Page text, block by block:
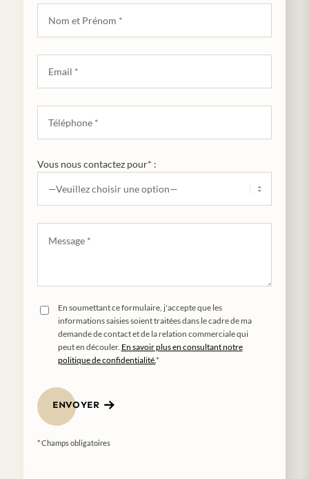
Vous nous contactez pour* :
En soumettant ce formulaire, j'accepte que les
informations saisies soient traitées dans le cadre de ma
demande de contact et de la relation commerciale qui
peut en découler. En savoir plus en consultant notre
politique de confidentialité.*
ENVOYER
* Champs obligatoires